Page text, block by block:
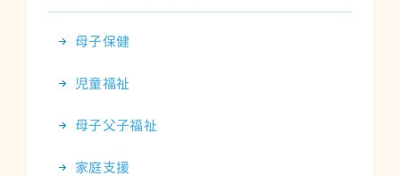
母子保健
児童福祉
母子父子福祉
家庭支援